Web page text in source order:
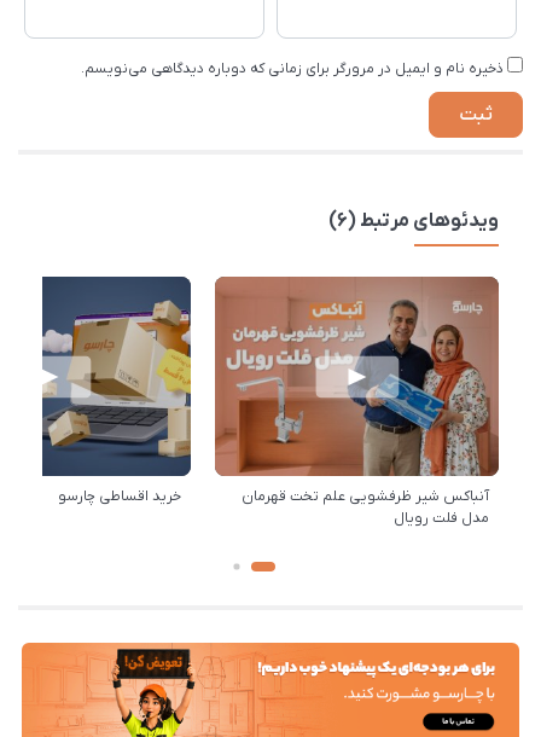
ذخیره نام و ایمیل در مرورگر برای زمانی که دوباره دیدگاهی می‌نویسم.
ویدئوهای مرتبط (6)
آنباکس شیر ظرفشویی علم تخت قهرمان
مدل فلت رویال
خرید اقساطی چارسو